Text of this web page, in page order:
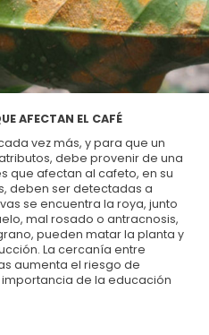
AFECTAN EL CAFÉ
vez más, y para que un
debe provenir de una
que afectan al cafeto, en su
deben ser detectadas a
se encuentra la roya, junto
mal rosado o antracnosis,
pueden matar la planta y
La cercanía entre
aumenta el riesgo de
de la educación